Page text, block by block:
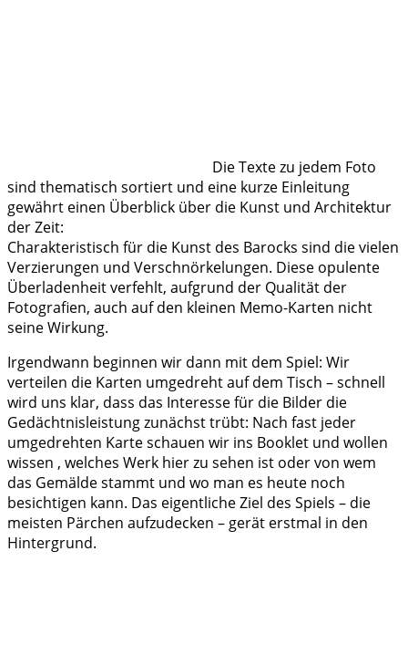
Die Texte zu jedem Foto
sind thematisch sortiert und eine kurze Einleitung
gewährt einen Überblick über die Kunst und Architektur
der Zeit:
Charakteristisch für die Kunst des Barocks sind die vielen
Verzierungen und Verschnörkelungen. Diese opulente
Überladenheit verfehlt, aufgrund der Qualität der
Fotografien, auch auf den kleinen Memo-Karten nicht
seine Wirkung.
Irgendwann beginnen wir dann mit dem Spiel: Wir
verteilen die Karten umgedreht auf dem Tisch – schnell
wird uns klar, dass das Interesse für die Bilder die
Gedächtnisleistung zunächst trübt: Nach fast jeder
umgedrehten Karte schauen wir ins Booklet und wollen
wissen , welches Werk hier zu sehen ist oder von wem
das Gemälde stammt und wo man es heute noch
besichtigen kann. Das eigentliche Ziel des Spiels – die
meisten Pärchen aufzudecken – gerät erstmal in den
Hintergrund.